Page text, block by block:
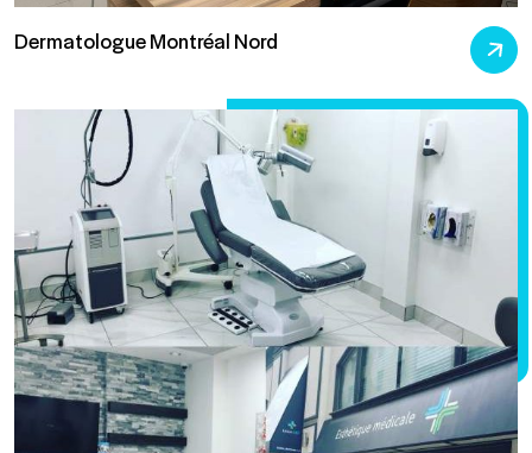
Dermatologue Montréal Nord